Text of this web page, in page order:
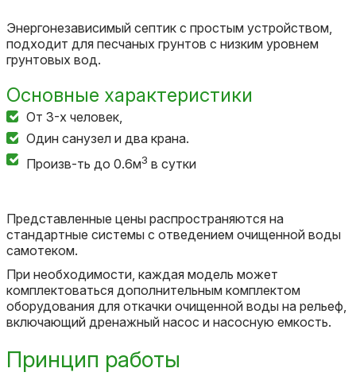
Энергонезависимый септик с простым устройством,
подходит для песчаных грунтов с низким уровнем
грунтовых вод.
Основные характеристики
От 3-х человек,
Один санузел и два крана.
Произв-ть до 0.6м3 в сутки
Представленные цены распространяются на
стандартные системы с отведением очищенной воды
самотеком.
При необходимости, каждая модель может
комплектоваться дополнительным комплектом
оборудования для откачки очищенной воды на рельеф,
включающий дренажный насос и насосную емкость.
Принцип работы